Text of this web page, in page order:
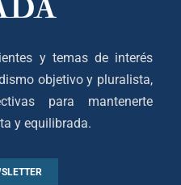
y temas de interés
objetivo y pluralista,
para mantenerte
y equilibrada.